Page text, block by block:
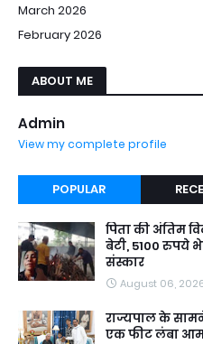
March 2026
February 2026
ABOUT ME
Admin
View my complete profile
POPULAR
पिता की अंतिम
बेटी, 5100 रुपये
संस्कार
August 06,
राज्यपाल के
एक फीट लंबा आम